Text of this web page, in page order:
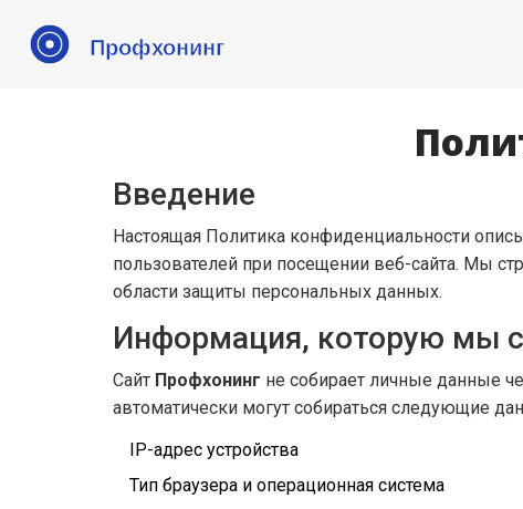
Введение
Настоящая Политика конфиденциальности
пользователей при посещении веб-сайта. Мы
области защиты персональных данных.
Информация, которую мы
Сайт Профхонинг не собирает личные данные
автоматически могут собираться следующие
IP-адрес устройства
Тип браузера и операционная система